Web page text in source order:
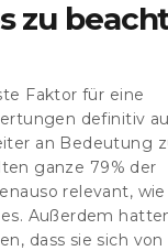
zu
Faktor für eine
definitiv
an Bedeutung
ganze 79% der
relevant,
Außerdem
dass sie sich von